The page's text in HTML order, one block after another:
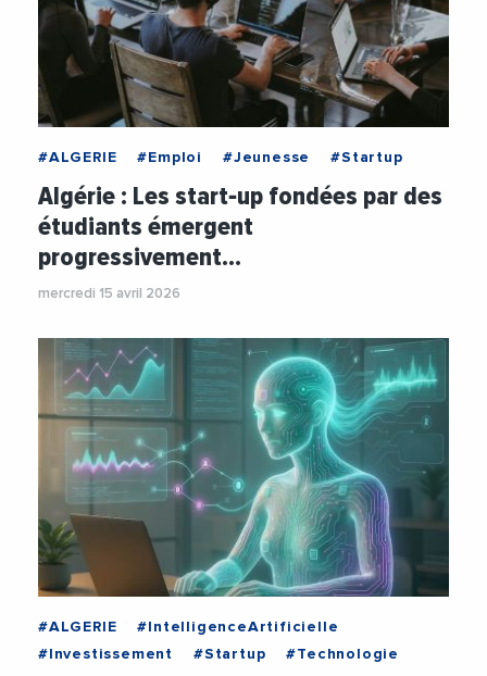
#ALGERIE #Emploi #Jeunesse #Startup
Algérie : Les start‑up fondées par des
étudiants émergent
progressivement…
mercredi 15 avril 2026
#ALGERIE
#IntelligenceArtificielle
#Investissement
#Startup #Technologie